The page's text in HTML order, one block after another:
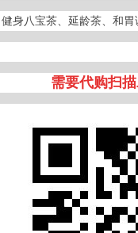
身八宝茶、延龄茶、和
需要代购扫